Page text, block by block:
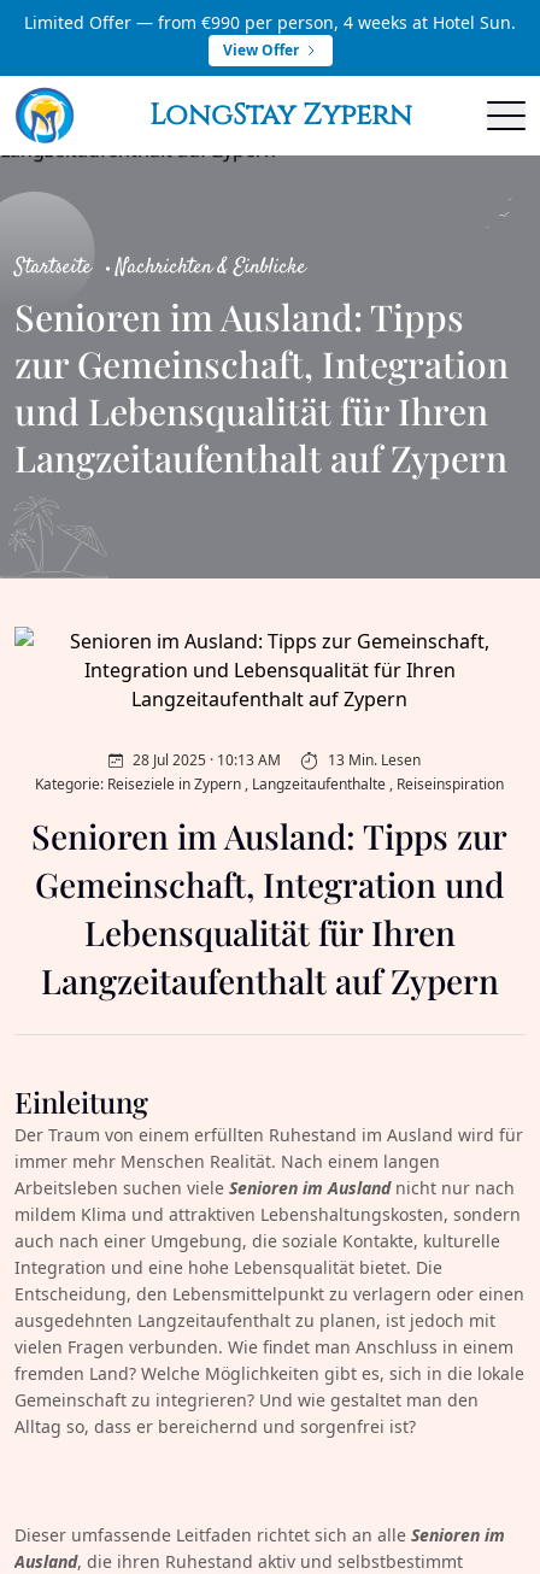
Limited Offer — from €990 per person, 4 weeks at Hotel Sun.
View Offer
LongStay Zypern
Startseite Nachrichten & Einblicke
Senioren im Ausland: Tipps
zur Gemeinschaft, Integration
und Lebensqualität für Ihren
Langzeitaufenthalt auf Zypern
28 Jul 2025 · 10:13 AM
13 Min. Lesen
Kategorie: Reiseziele in Zypern , Langzeitaufenthalte , Reiseinspiration
Senioren im Ausland: Tipps zur
Gemeinschaft, Integration und
Lebensqualität für Ihren
Langzeitaufenthalt auf Zypern
Einleitung
Der Traum von einem erfüllten Ruhestand im Ausland wird für
immer mehr Menschen Realität. Nach einem langen
Arbeitsleben suchen viele Senioren im Auslandnicht nur nach
mildem Klima und attraktiven Lebenshaltungskosten, sondern
auch nach einer Umgebung, die soziale Kontakte, kulturelle
Integration und eine hohe Lebensqualität bietet. Die
Entscheidung, den Lebensmittelpunkt zu verlagern oder einen
ausgedehnten Langzeitaufenthalt zu planen, ist jedoch mit
vielen Fragen verbunden. Wie findet man Anschluss in einem
fremden Land? Welche Möglichkeiten gibt es, sich in die lokale
Gemeinschaft zu integrieren? Und wie gestaltet man den
Alltag so, dass er bereichernd und sorgenfrei ist?
Dieser umfassende Leitfaden richtet sich an alle Senioren im
Ausland, die ihren Ruhestand aktiv und selbstbestimmt